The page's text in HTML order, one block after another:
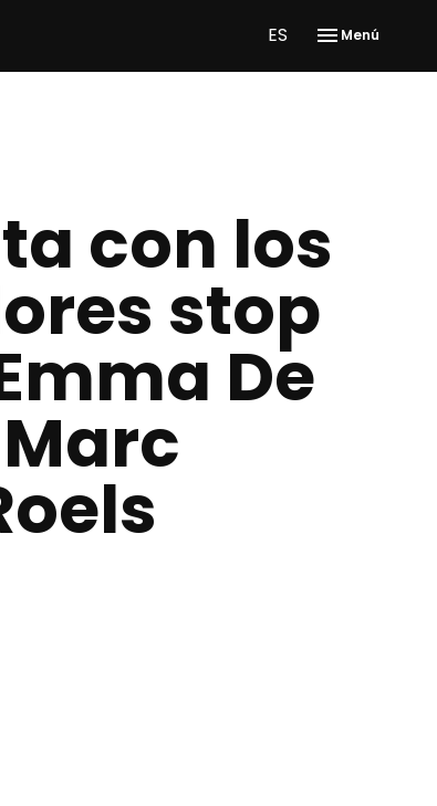
ES Menú
con los
stop
De